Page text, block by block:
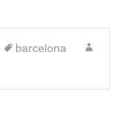
barcelona